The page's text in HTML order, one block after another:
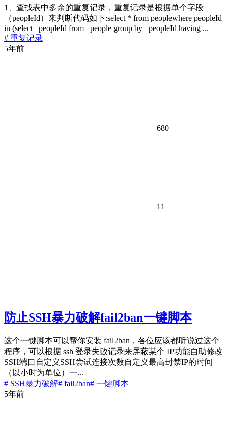
1、查找表中多余的重复记录，重复记录是根据单个字段
（peopleId）来判断代码如下:select * from peoplewhere peopleId
in (select peopleId from people group by peopleId having ...
# 重复记录
5年前
680
11
防止SSH暴力破解fail2ban一键脚本
这个一键脚本可以帮你安装 fail2ban，各位应该都听说过这个
程序，可以根据 ssh 登录失败记录来屏蔽某个 IP功能自助修改
SSH端口自定义SSH尝试连接次数自定义最高封禁IP的时间
（以小时为单位）一...
# SSH暴力破解# fail2ban# 一键脚本
5年前